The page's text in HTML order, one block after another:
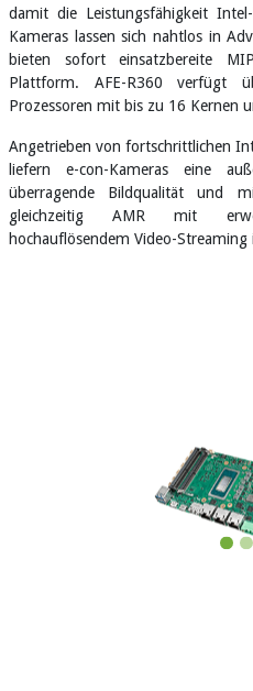
damit die Leistungsfähigkeit
Kameras lassen sich nahtlos in
bieten sofort einsatzbereite
Plattform. AFE-R360
Prozessoren mit bis zu 16 Kernen
Angetrieben von fortschrittlichen
liefern e-con-Kameras eine
überragende Bildqualität und
gleichzeitig AMR mit
hochauflösendem Video-